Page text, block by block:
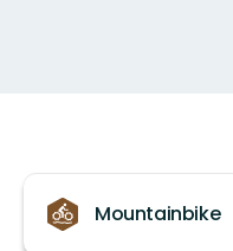
Mountainbike